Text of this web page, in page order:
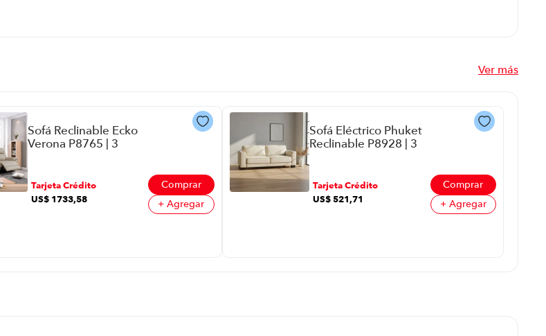
Ver más
Sofá Reclinable Ecko
Verona P8765 | 3
Tarjeta Crédito
US$ 1733,58
Comprar
+ Agregar
Sofá Eléctrico Phuket
Reclinable P8928 | 3
Tarjeta Crédito
US$ 521,71
Comprar
+ Agregar